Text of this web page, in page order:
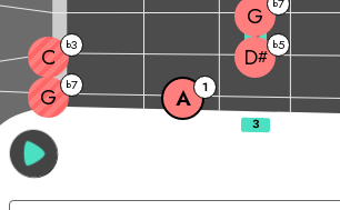
G b7 A 1
C b3 D#
b5
G
3